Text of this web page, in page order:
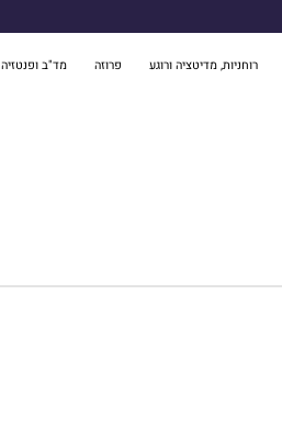
רוחניות, מדיטציה ורוגע פרוזה מד"ב ופנטזיה